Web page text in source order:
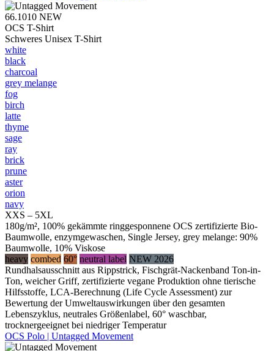
66.1010 NEW
OCS T-Shirt
Schweres Unisex T-Shirt
white
black
charcoal
grey melange
fog
birch
latte
thyme
sage
ray
brick
prune
aster
orion
navy
XXS – 5XL
180g/m², 100% gekämmte ringgesponnene OCS zertifizierte Bio-
Baumwolle, enzymgewaschen, Single Jersey, grey melange: 90%
Baumwolle, 10% Viskose
heavy combed 60° neutral label NEW 2026
Rundhalsausschnitt aus Rippstrick, Fischgrät-Nackenband Ton-in-
Ton, weicher Griff, zertifizierte vegane Produktion ohne tierische
Hilfsstoffe, LCA-Berechnung (Life Cycle Assessment) zur
Bewertung der Umweltauswirkungen über den gesamten
Lebenszyklus, neutrales Größenlabel, 60° waschbar,
trocknergeeignet bei niedriger Temperatur
OCS Polo | Untagged Movement